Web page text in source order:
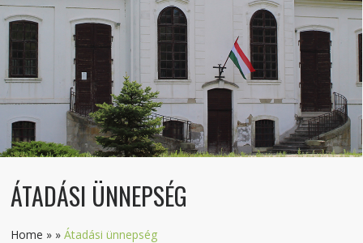
ÁTADÁSI ÜNNEPSÉG
Home » »Átadási ünnepség